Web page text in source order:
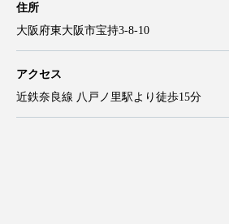
住所
大阪府東大阪市宝持3-8-10
アクセス
近鉄奈良線 八戸ノ里駅より徒歩15分